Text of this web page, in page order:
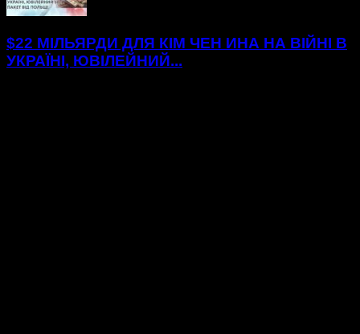
$22 МІЛЬЯРДИ ДЛЯ КІМ ЧЕН ИНА НА ВІЙНІ В
УКРАЇНІ, ЮВІЛЕЙНИЙ...